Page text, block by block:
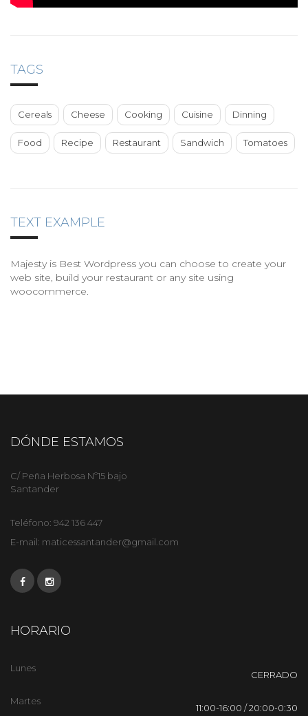
TAGS
Cereals Cheese Cooking Cuisine Dinning
Food Recipe Restaurant Sandwich Tomatoes
TEXT EXAMPLE
Majesty is Best Wordpress you can choose to create your
web site, build your restaurant or any site using
woocommerce.
DÓNDE ESTAMOS
C/ Peña Herbosa Nº15 bajo
Santander
Teléfono: 942 136 447
E-mail: maticessantander@gmail.com
HORARIO
Lunes
CERRADO
Martes
11:00-16:00 / 20:00-0:30